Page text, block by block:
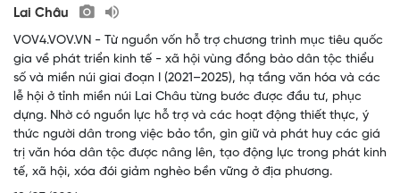
Lai Châu
VOV4.VOV.VN - Từ nguồn vốn hỗ trợ chương trình mục tiêu quốc
gia về phát triển kinh tế - xã hội vùng đồng bào dân tộc thiểu
số và miền núi giai đoạn I (2021–2025), hạ tầng văn hóa và các
lễ hội ở tỉnh miền núi Lai Châu từng bước được đầu tư, phục
dựng. Nhờ có nguồn lực hỗ trợ và các hoạt động thiết thực, ý
thức người dân trong việc bảo tồn, gìn giữ và phát huy các giá
trị văn hóa dân tộc được nâng lên, tạo động lực trong phát kinh
tế, xã hội, xóa đói giảm nghèo bền vững ở địa phương.